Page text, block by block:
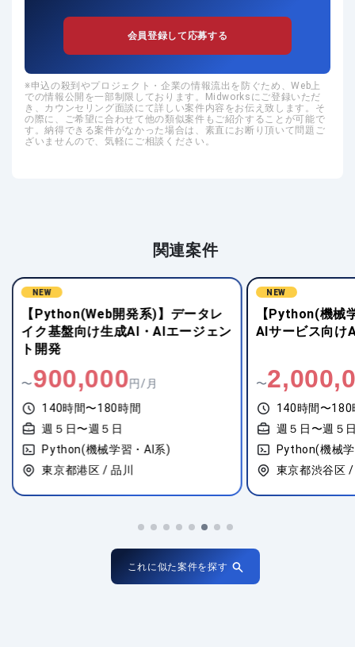
会員登録して応募する
申込の殺到やプロジェクト・企業の情報流出を防ぐため、Web上
での情報公開を一部制限しております。Midworksにご登録いただ
き、カウンセリング面談にて詳しい案件内容をお伝え致します。そ
の際に、ご希望に合わせて他の類似案件もご紹介することが可能で
す。納得できる案件がなかった場合は、素直にお断り頂いて問題ご
ざいませんので、気軽にご相談ください。
関連案件
NEW
【Python(Web開発系)】データレ
イク基盤向け生成AI・AIエージェン
ト開発
〜900,000円/月
140時間〜180時間
週５日〜週５日
Python(機械学習・AI系)
東京都港区 / 品川
NEW
【Python(機械
AIサービス向け
〜
140時間〜180
週５日〜週５
Python(機械
東京都渋谷区
これに似た案件を探す